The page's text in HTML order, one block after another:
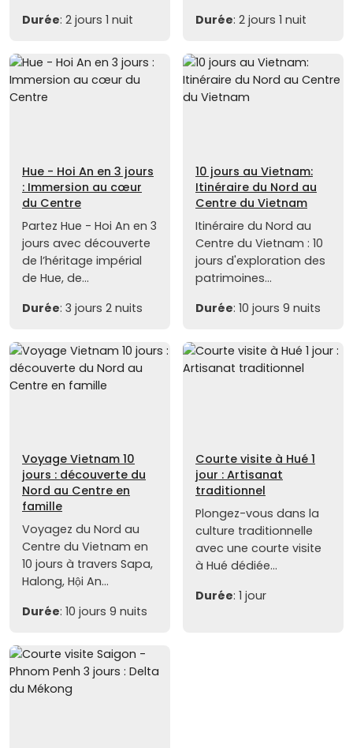
Durée: 2 jours 1 nuit
Durée: 2 jours 1 nuit
Hue - Hoi An en 3 jours
: Immersion au cœur
du Centre
Partez Hue - Hoi An en 3
jours avec découverte
de l’héritage impérial
de Hue, de...
Durée: 3 jours 2 nuits
10 jours au Vietnam:
Itinéraire du Nord au
Centre du Vietnam
Itinéraire du Nord au
Centre du Vietnam : 10
jours d'exploration des
patrimoines...
Durée: 10 jours 9 nuits
Voyage Vietnam 10
jours : découverte du
Nord au Centre en
famille
Voyagez du Nord au
Centre du Vietnam en
10 jours à travers Sapa,
Halong, Hội An...
Durée: 10 jours 9 nuits
Courte visite à Hué 1
jour : Artisanat
traditionnel
Plongez-vous dans la
culture traditionnelle
avec une courte visite
à Hué dédiée...
Durée: 1 jour